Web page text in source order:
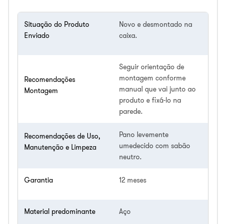
Situação do Produto
Enviado
Novo e desmontado na
caixa.
Recomendações
Montagem
Seguir orientação de
montagem conforme
manual que vai junto ao
produto e fixá-lo na
parede.
Recomendações de Uso,
Manutenção e Limpeza
Pano levemente
umedecido com sabão
neutro.
Garantia 12 meses
Material predominante Aço